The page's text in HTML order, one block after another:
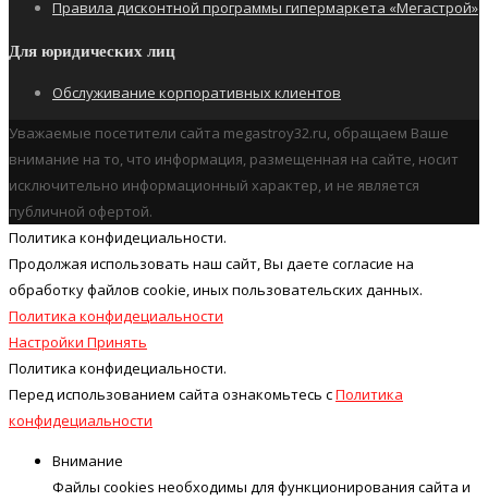
Правила дисконтной программы гипермаркета «Мегастрой»
Для юридических лиц
Обслуживание корпоративных клиентов
Уважаемые посетители сайта megastroy32.ru, обращаем Ваше
внимание на то, что информация, размещенная на сайте, носит
исключительно информационный характер, и не является
публичной офертой.
Политика конфидециальности.
Продолжая использовать наш cайт, Вы даете согласие на
обработку файлов cookie, иных пользовательских данных.
Политика конфидециальности
Настройки Принять
Политика конфидециальности.
Перед использованием сайта ознакомьтесь сПолитика
конфидециальности
Внимание
Файлы cookies необходимы для функционирования сайта и